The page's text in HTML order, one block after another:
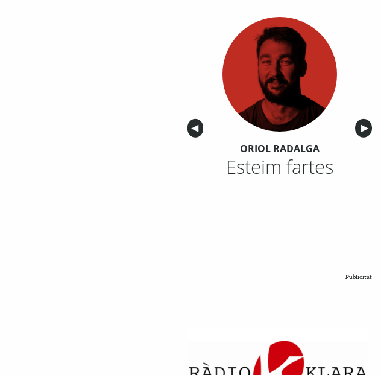
Anterior
◀︎ ▶︎
ORIOL RADALGA
Esteim fartes
Publicitat